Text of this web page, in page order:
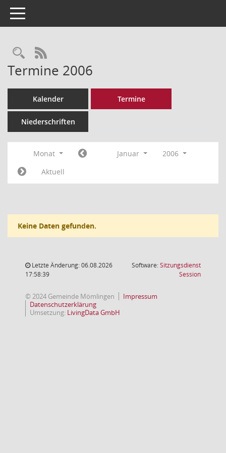
Toggle navigation
Rechercheauswahl
RSS-Feed
Termine 2006
Kalender Termine
Niederschriften
Monat Januar
2006
Aktuell
Keine Daten gefunden.
Letzte Änderung: 06.08.2026
17:58:39
Software:Sitzungsdienst
Session(Wird in
© 2024 Gemeinde Mömlingen
Impressum
Datenschutzerklärung
Umsetzung: LivingData GmbH